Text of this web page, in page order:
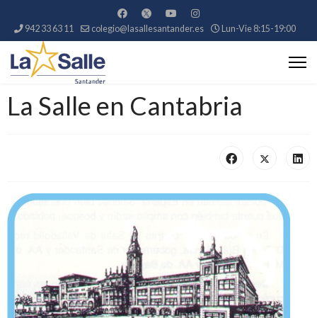
942 33 63 11 colegio@lasallesantander.es Lun-Vie 8:15-19:00
La Salle en Cantabria